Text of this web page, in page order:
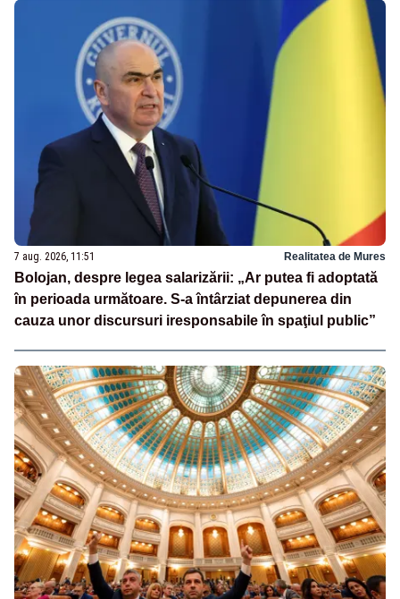
7 aug. 2026, 11:51 Realitatea de Mures
Bolojan, despre legea salarizării: „Ar putea fi adoptată
în perioada următoare. S-a întârziat depunerea din
cauza unor discursuri iresponsabile în spaţiul public”